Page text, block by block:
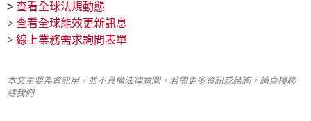
> 查看全球法規動態
> 查看全球能效更新訊息
> 線上業務需求詢問表單
本文主要為資訊用，並不具備法律意圖，若需更多資訊或諮詢，請直接聯
絡我們